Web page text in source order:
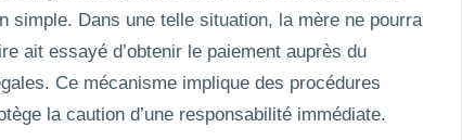
simple. Dans une telle situation, la mère ne pourra
ait essayé d’obtenir le paiement auprès du
Ce mécanisme implique des procédures
la caution d’une responsabilité immédiate.